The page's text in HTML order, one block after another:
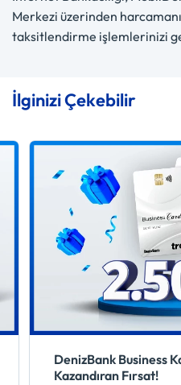
Merkezi üzerinden
taksitlendirme işlemlerinizi
İlginizi Çekebilir
DenizBank Business
Kazandıran Fırsat!